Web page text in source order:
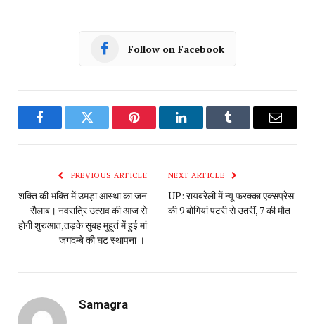
Follow on Facebook
FacebookTwitter Pinterest LinkedInTumblr Email
PREVIOUS ARTICLE
शक्ति की भक्ति में उमड़ा आस्था का जन
सैलाब। नवरात्रि उत्सव की आज से
होगी शुरुआत,तड़के सुबह मुहूर्त में हुई मां
जगदम्बे की घट स्थापना ।
NEXT ARTICLE
UP: रायबरेली में न्यू फरक्का एक्सप्रेस
की 9 बोगियां पटरी से उतरीं, 7 की मौत
Samagra